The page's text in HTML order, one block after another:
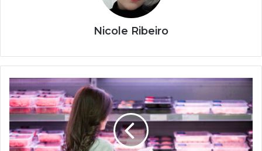
Nicole Ribeiro
Como
comer
bem
gastando
menos
e